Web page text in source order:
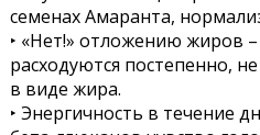
семенах Амаранта,
‣ «Нет!» отложению жиров
расходуются постепенно,
в виде жира.
‣ Энергичность в течение